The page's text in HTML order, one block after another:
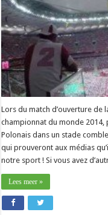
Lors du match d’ouverture de
championnat du monde 2014,
Polonais dans un stade
qui prouveront aux médias
notre sport ! Si vous avez
Lees meer »